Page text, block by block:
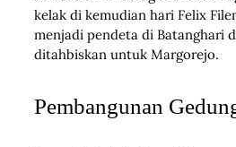
kelak di kemudian hari Felix
menjadi pendeta di Batanghari
ditahbiskan untuk Margorejo.
Pembangunan